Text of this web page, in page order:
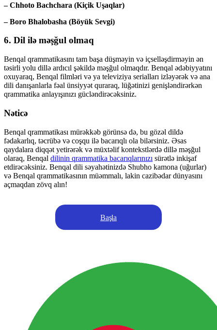
– Chhoto Bachchara (Kiçik Uşaqlar)
– Boro Bhalobasha (Böyük Sevgi)
6. Dil ilə məşğul olmaq
Benqal qrammatikasını tam başa düşməyin və içselləşdirməyin ən
təsirli yolu dillə ardıcıl şəkildə məşğul olmaqdır. Benqal ədəbiyyatını
oxuyaraq, Benqal filmləri və ya televiziya serialları izləyərək və ana
dili danışanlarla fəal ünsiyyət quraraq, lüğətinizi genişləndirərkən
qrammatika anlayışınızı gücləndirəcəksiniz.
Nəticə
Benqal qrammatikası mürəkkəb görünsə də, bu gözəl dildə
fədakarlıq, təcrübə və coşqu ilə bacarıqlı ola bilərsiniz. Əsas
qaydalara diqqət yetirərək və müxtəlif kontekstlərdə dillə məşğul
olaraq, Benqal dilinin qrammatika bacarıqlarınızı sürətlə inkişaf
etdirəcəksiniz. Benqal dili səyahətinizdə Shubho kamona (uğurlar)
və Benqal qrammatikasının müəmmalı, lakin cazibədar dünyasını
açmaqdan zövq alın!
Başla